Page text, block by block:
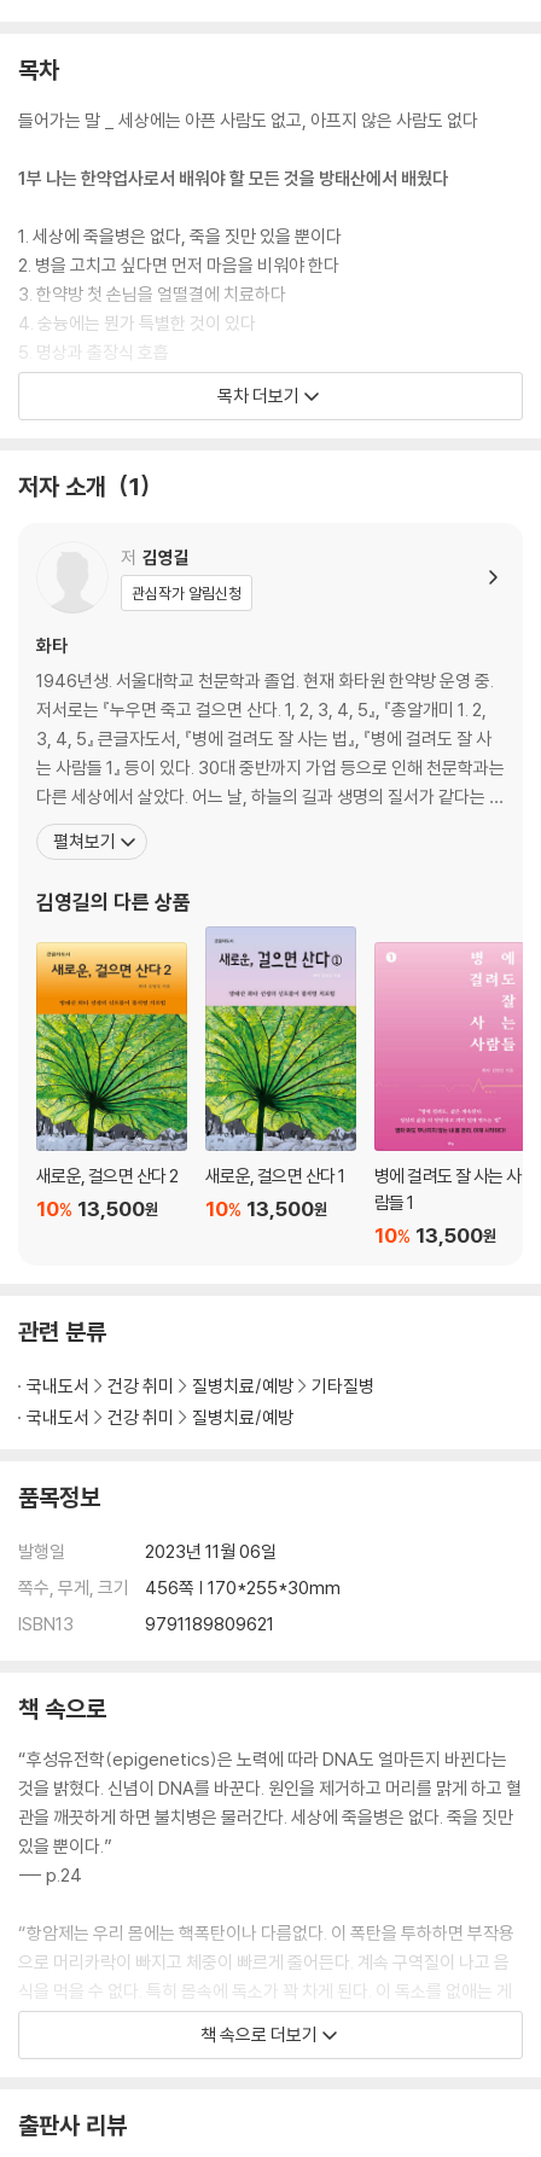
목차
들어가는 말 _ 세상에는 아픈 사람도 없고, 아프지 않은 사람도 없다
1부 나는 한약업사로서 배워야 할 모든 것을 방태산에서 배웠다
1. 세상에 죽을병은 없다, 죽을 짓만 있을 뿐이다
2. 병을 고치고 싶다면 먼저 마음을 비워야 한다
3. 한약방 첫 손님을 얼떨결에 치료하다
4. 숭늉에는 뭔가 특별한 것이 있다
5. 명상과 출장식 호흡
6. 집이 건강해야 사람도 건강하다
7. 희망과 용기가 불치병 치료의 시작이다
3장 비만, 혈압, 당뇨
4장 폐질환
5장 위, 식도, 담도, 대장 질환
6장 뇌질환
7장 피부질환
8장 갱년기 장애, 성기능 장애
9장 생식기 질환
10장 눈, 코, 귀, 이
3부 죽음과 맞서 싸우는 사람들에게 전하는 말
1. 편안함만 찾는 치료는 죽음을 재촉한다
2. 병명 없이 아픈 사람들에게
3. 눈물이 나도록 살아라
4. 장독대 위에 앉은 쥐만 잡으려면
5. 입안의 보물
6. 집에서 만드는 자연 육각수
7. 돌연사를 막는 지혜
8. 반신불수 부인을 다시 걷게 한 리추얼
목차 더보기
저자 소개 1
저 김영길
관심작가 알림신청
화타
1946년생. 서울대학교 천문학과 졸업. 현재 화타원 한약방 운영 중.
저서로는 『누우면 죽고 걸으면 산다. 1, 2, 3, 4, 5』, 『총알개미 1. 2,
3, 4, 5』 큰글자도서, 『병에 걸려도 잘 사는 법』, 『병에 걸려도 잘 사
는 사람들 1』 등이 있다. 30대 중반까지 가업 등으로 인해 천문학과는
다른 세상에서 살았다. 어느 날, 하늘의 길과 생명의 질서가 같다는 생
각에 이르렀다. 1983년, 한약업사 자격시험에 합격해 강원도 인제와
홍천 사이 방태산 화전마을로 들어가 한약방을 개업했다. 약초가 지
의
펼쳐보기
김영길의 다른 상품
새로운, 걸으면 산다 2
13,500원
10%
새로운, 걸으면 산다 1
13,500원
10%
병에 걸려도 잘 사는 사
람들 1
13,500원
10%
관련 분류
국내도서 건강 취미 질병치료/예방
기타질병
국내도서
건강 취미 질병치료/예방
품목정보
발행일
2023년 11월 06일
쪽수, 무게, 크기
456쪽 | 170*255*30mm
ISBN13
9791189809621
책 속으로
“후성유전학(epigenetics)은 노력에 따라 DNA도 얼마든지 바뀐다는
것을 밝혔다. 신념이 DNA를 바꾼다. 원인을 제거하고 머리를 맑게 하고 혈
관을 깨끗하게 하면 불치병은 물러간다. 세상에 죽을병은 없다. 죽을 짓만
있을 뿐이다.”
--- p.24
“항암제는 우리 몸에는 핵폭탄이나 다름없다. 이 폭탄을 투하하면 부작용
으로 머리카락이 빠지고 체중이 빠르게 줄어든다. 계속 구역질이 나고 음
식을 먹을 수 없다. 특히 몸속에 독소가 꽉 차게 된다. 이 독소를 없애는 게
급선무다. 해독에 가장 좋은 게 카본 블랙(carbon black, 미세한 탄소 분
말)이 주재료인 시커먼 숭늉이다. 카본 블랙은 몸속의 불순물과 결합하는
--- p.36
책 속으로 더보기
출판사 리뷰